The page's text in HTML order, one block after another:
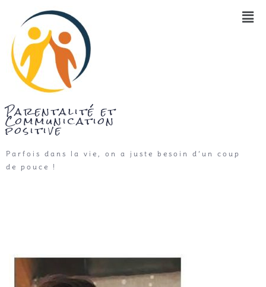
Parentalité et
Communication
positive
Parfois dans la vie, on a juste besoin d’un coup
de pouce !